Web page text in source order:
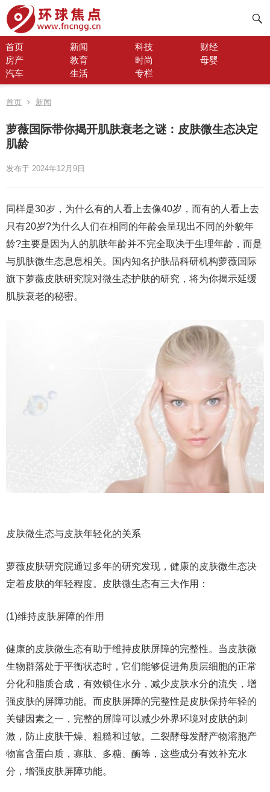
首页 新闻 科技
财经
房产
教育 时尚
母婴
汽车
生活 专栏
首页 新闻
萝薇国际带你揭开肌肤衰老之谜：皮肤微生态决定
肌龄
发布于 2024年12月9日
同样是30岁，为什么有的人看上去像40岁，而有的人看上去
只有20岁?为什么人们在相同的年龄会呈现出不同的外貌年
龄?主要是因为人的肌肤年龄并不完全取决于生理年龄，而是
与肌肤微生态息息相关。国内知名护肤品科研机构萝薇国际
旗下萝薇皮肤研究院对微生态护肤的研究，将为你揭示延缓
肌肤衰老的秘密。
皮肤微生态与皮肤年轻化的关系
萝薇皮肤研究院通过多年的研究发现，健康的皮肤微生态决
定着皮肤的年轻程度。皮肤微生态有三大作用：
(1)维持皮肤屏障的作用
健康的皮肤微生态有助于维持皮肤屏障的完整性。当皮肤微
生物群落处于平衡状态时，它们能够促进角质层细胞的正常
分化和脂质合成，有效锁住水分，减少皮肤水分的流失，增
强皮肤的屏障功能。而皮肤屏障的完整性是皮肤保持年轻的
关键因素之一，完整的屏障可以减少外界环境对皮肤的刺
激，防止皮肤干燥、粗糙和过敏。二裂酵母发酵产物溶胞产
物富含蛋白质，寡肽、多糖、酶等，这些成分有效补充水
分，增强皮肤屏障功能。